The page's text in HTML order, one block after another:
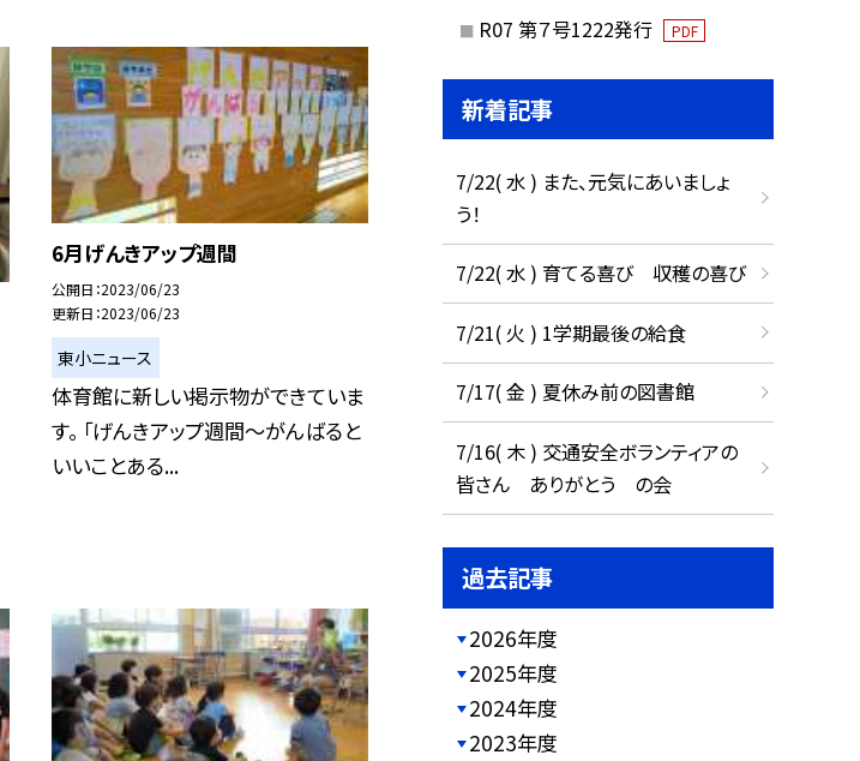
6月げんきアップ週間
公開日 2023/06/23
更新日 2023/06/23
東小ニュース
体育館に新しい掲示物ができていま
す。 「げんきアップ週間〜がんばると
いいことある...
R07 第７号1222発行 PDF
新着記事
7/22( 水 ) また、元気にあいましょ
う！
7/22( 水 ) 育てる喜び 収穫の喜び
7/21( 火 ) 1学期最後の給食
7/17( 金 ) 夏休み前の図書館
7/16( 木 ) 交通安全ボランティアの
皆さん ありがとう の会
過去記事
2026年度
2025年度
2024年度
2023年度